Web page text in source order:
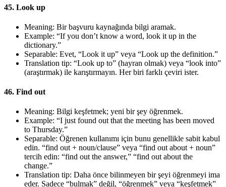
45. Look up
Meaning: Bir başvuru kaynağında bilgi aramak.
Example: “If you don’t know a word, look it up in the
dictionary.”
Separable: Evet, “Look it up” veya “Look up the definition.”
Translation tip: “Look up to” (hayran olmak) veya “look into”
(araştırmak) ile karıştırmayın. Her biri farklı çeviri ister.
46. Find out
Meaning: Bilgi keşfetmek; yeni bir şey öğrenmek.
Example: “I just found out that the meeting has been moved
to Thursday.”
Separable: Öğrenen kullanımı için bunu genellikle sabit kabul
edin. “find out + noun/clause” veya “find out about + noun”
tercih edin: “find out the answer,” “find out about the
change.”
Translation tip: Daha önce bilinmeyen bir şeyi öğrenmeyi ima
eder. Sadece “bulmak” değil, “öğrenmek” veya “keşfetmek”